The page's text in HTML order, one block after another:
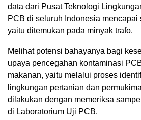
data dari Pusat Teknologi
PCB di seluruh Indonesia mencapai
yaitu ditemukan pada minyak trafo.
Melihat potensi bahayanya bagi
upaya pencegahan kontaminasi
makanan, yaitu melalui proses
lingkungan pertanian dan
dilakukan dengan memeriksa
di Laboratorium Uji PCB.